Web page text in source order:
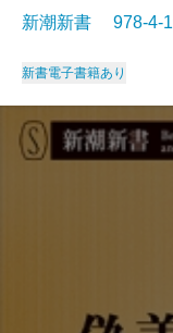
新潮新書 978-4-
新書電子書籍あり